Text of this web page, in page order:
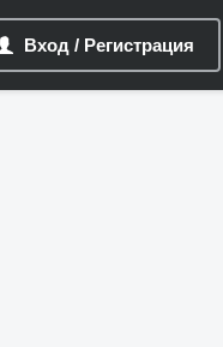
Вход / Регистрация